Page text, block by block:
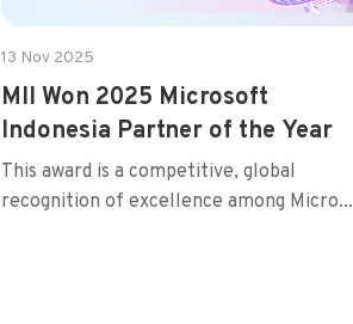
13 Nov 2025
MII Won 2025 Microsoft
Indonesia Partner of the Year
This award is a competitive, global
recognition of excellence among Micro...